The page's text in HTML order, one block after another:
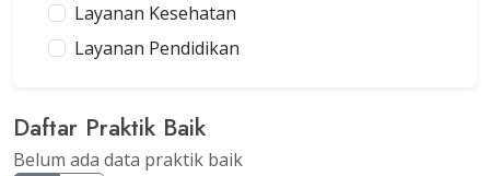
Layanan Kesehatan
Layanan Pendidikan
Daftar Praktik Baik
Belum ada data praktik baik